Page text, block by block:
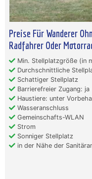
Preise Für Wanderer
Radfahrer Oder
Min. Stellplatzgröße (in
Durchschnittliche
Schattiger Stellplatz
Barrierefreier Zugang: ja
Haustiere: unter
Wasseranschluss
Gemeinschafts-WLAN
Strom
Sonniger Stellplatz
in der Nähe der